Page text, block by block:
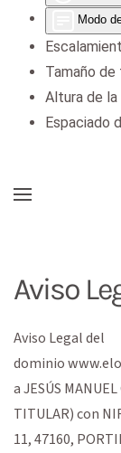
Modo
Tamaño
Altura de la
Espaciado
Aviso
Aviso Legal del
dominio
aJESÚS
TITULAR) con
11,47160,